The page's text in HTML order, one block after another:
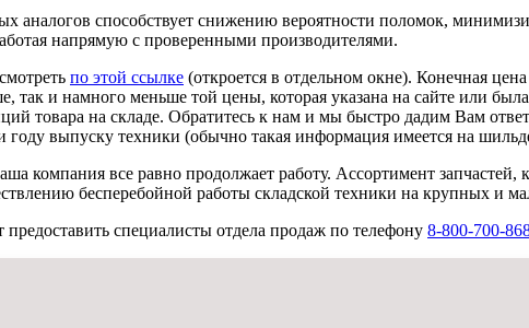
аналогов способствует снижению вероятности поломок,
напрямую с проверенными производителями.
по этой ссылке (откроется в отдельном окне). Конечная
так и намного меньше той цены, которая указана на сайте или
товара на складе. Обратитесь к нам и мы быстро дадим Вам
выпуску техники (обычно такая информация имеется на
компания все равно продолжает работу. Ассортимент
бесперебойной работы складской техники на крупных и
специалисты отдела продаж по телефону 8-800-700-